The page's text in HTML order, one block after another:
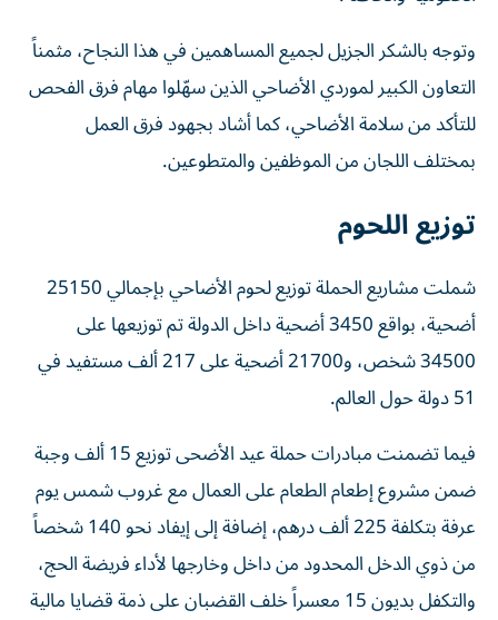
وتوجه بالشكر الجزيل لجميع المساهمين في هذا النجاح، مثمناً
التعاون الكبير لموردي الأضاحي الذين سهّلوا مهام فرق الفحص
للتأكد من سلامة الأضاحي، كما أشاد بجهود فرق العمل
بمختلف اللجان من الموظفين والمتطوعين.
توزيع اللحوم
شملت مشاريع الحملة توزيع لحوم الأضاحي بإجمالي 25150
أضحية، بواقع 3450 أضحية داخل الدولة تم توزيعها على
34500 شخص، و21700 أضحية على 217 ألف مستفيد في
51 دولة حول العالم.
فيما تضمنت مبادرات حملة عيد الأضحى توزيع 15 ألف وجبة
ضمن مشروع إطعام الطعام على العمال مع غروب شمس يوم
عرفة بتكلفة 225 ألف درهم، إضافة إلى إيفاد نحو 140 شخصاً
من ذوي الدخل المحدود من داخل وخارجها لأداء فريضة الحج،
والتكفل بديون 15 معسراً خلف القضبان على ذمة قضايا مالية